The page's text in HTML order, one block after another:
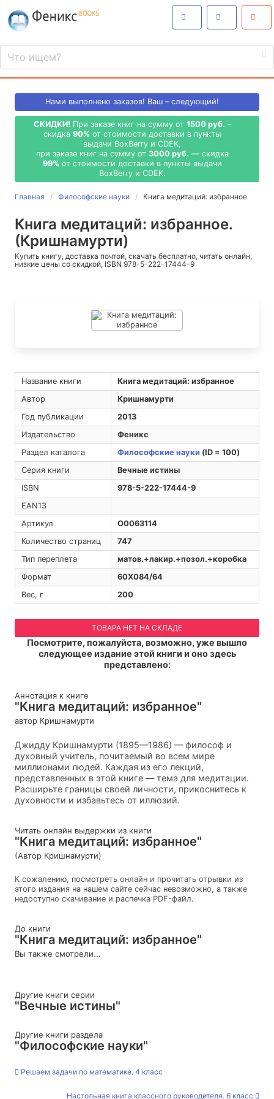
Нами выполнено заказов! Ваш – следующий!
СКИДКИ! При заказе книг на сумму от 1500 руб. –
скидка 90% от стоимости доставки в пункты
выдачи BoxBerry и CDEK,
при заказе книг на сумму от 3000 руб. — скидка
99% от стоимости доставки в пункты выдачи
BoxBerry и CDEK.
Главная Философские науки Книга медитаций: избранное
Книга медитаций: избранное.
(Кришнамурти)
Купить книгу, доставка почтой, скачать бесплатно, читать онлайн,
низкие цены со скидкой, ISBN 978-5-222-17444-9
Название книги
Книга медитаций: избранное
Автор
Кришнамурти
Год публикации
2013
Издательство
Феникс
Раздел каталога
Философские науки (ID = 100)
Серия книги
Вечные истины
ISBN
978-5-222-17444-9
EAN13
Артикул
O0063114
Количество страниц
747
Тип переплета
матов.+лакир.+позол.+коробка
Формат
60Х084/64
Вес, г
200
ТОВАРА НЕТ НА СКЛАДЕ
Посмотрите, пожалуйста, возможно, уже вышло
следующее издание этой книги и оно здесь
представлено:
Аннотация к книге
"Книга медитаций: избранное"
автор Кришнамурти
Джидду Кришнамурти (1895—1986) — философ и
духовный учитель, почитаемый во всем мире
миллионами людей. Каждая из его лекций,
представленных в этой книге — тема для медитации.
Расширьте границы своей личности, прикоснитесь к
духовности и избавьтесь от иллюзий.
Читать онлайн выдержки из книги
"Книга медитаций: избранное"
(Автор Кришнамурти)
К сожалению, посмотреть онлайн и прочитать отрывки из
этого издания на нашем сайте сейчас невозможно, а также
недоступно скачивание и распечка PDF-файл.
До книги
"Книга медитаций: избранное"
Вы также смотрели...
Другие книги серии
"Вечные истины"
Другие книги раздела
"Философские науки"
Решаем задачи по математике. 4 класс
Настольная книга классного руководителя. 6 класс